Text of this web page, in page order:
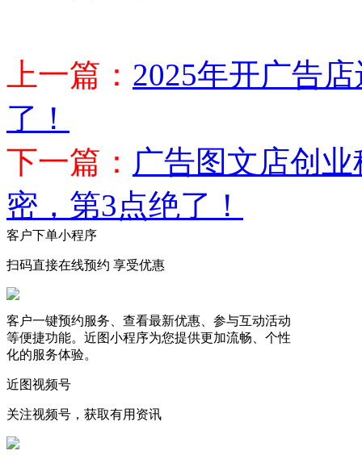
上一篇： 2025年开广告
了！
下一篇： 广告图文店创
密，第3点绝了！
客户下单小程序
扫码直接在线预约 享受优惠
客户一键预约服务、查看最新优惠、参与互动活动
等便捷功能。近图小程序为您提供更加流畅、个性
化的服务体验。
近图视频号
关注视频号，获取有用资讯